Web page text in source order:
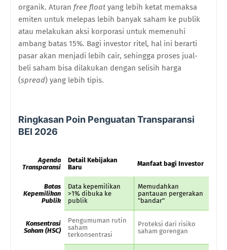
organik. Aturan free float yang lebih ketat memaksa
emiten untuk melepas lebih banyak saham ke publik
atau melakukan aksi korporasi untuk memenuhi
ambang batas 15%. Bagi investor ritel, hal ini berarti
pasar akan menjadi lebih cair, sehingga proses jual-
beli saham bisa dilakukan dengan selisih harga
(spread) yang lebih tipis.
Ringkasan Poin Penguatan Transparansi
BEI 2026
Agenda
Transparansi
Detail Kebijakan
Baru
Manfaat bagi Investor
Batas
Kepemilikan
Publik
Data kepemilikan
>1% dibuka ke
publik
Memudahkan
pantauan pergerakan
"bandar"
Konsentrasi
Saham (HSC)
Pengumuman rutin
saham
terkonsentrasi
Proteksi dari risiko
saham gorengan